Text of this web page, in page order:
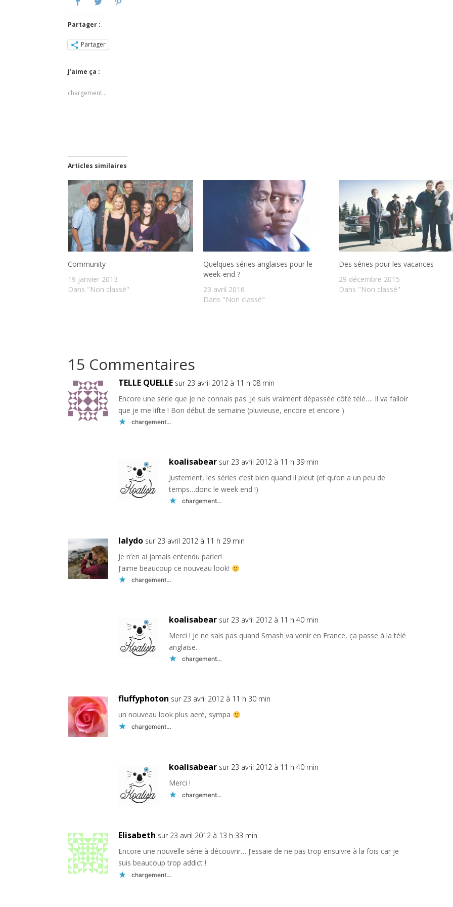
Partager :
Partager
J’aime ça :
chargement…
Articles similaires
Community
19 janvier 2013
Dans "Non classé"
Quelques séries anglaises pour le
week-end ?
23 avril 2016
Dans "Non classé"
Des séries pour les vacances
29 décembre 2015
Dans "Non classé"
15 Commentaires
TELLE QUELLE sur 23 avril 2012 à 11 h 08 min
Encore une série que je ne connais pas. Je suis vraiment dépassée côté télé…. Il va falloir
que je me lifte ! Bon début de semaine (pluvieuse, encore et encore )
chargement…
koalisabear sur 23 avril 2012 à 11 h 39 min
Justement, les séries c’est bien quand il pleut (et qu’on a un peu de
temps…donc le week end !)
chargement…
lalydo sur 23 avril 2012 à 11 h 29 min
Je n’en ai jamais entendu parler!
J’aime beaucoup ce nouveau look!
chargement…
koalisabear sur 23 avril 2012 à 11 h 40 min
Merci ! Je ne sais pas quand Smash va venir en France, ça passe à la télé
anglaise.
chargement…
fluffyphoton sur 23 avril 2012 à 11 h 30 min
un nouveau look plus aeré, sympa
chargement…
koalisabear sur 23 avril 2012 à 11 h 40 min
Merci !
chargement…
Elisabeth sur 23 avril 2012 à 13 h 33 min
Encore une nouvelle série à découvrir… J’essaie de ne pas trop ensuivre à la fois car je
suis beaucoup trop addict !
chargement…